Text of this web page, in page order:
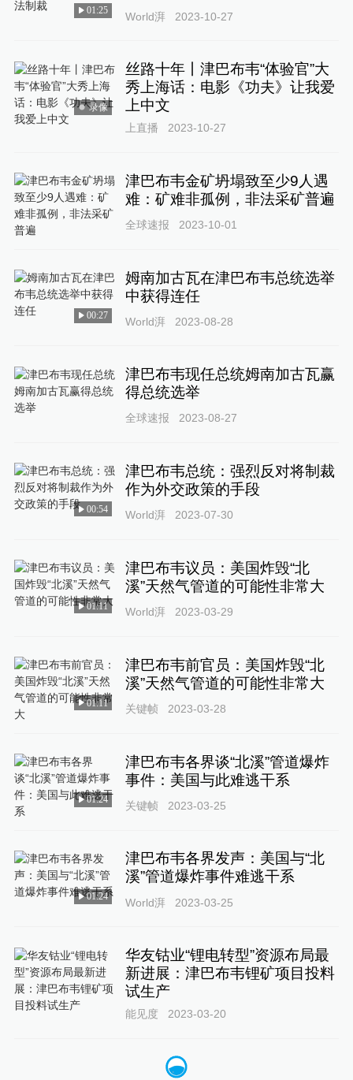
01:25 World湃 2023-10-27
录像
丝路十年丨津巴布韦“体验官”大
秀上海话：电影《功夫》让我爱
上中文
上直播 2023-10-27
津巴布韦金矿坍塌致至少9人遇
难：矿难非孤例，非法采矿普遍
全球速报 2023-10-01
00:27
姆南加古瓦在津巴布韦总统选举
中获得连任
World湃 2023-08-28
津巴布韦现任总统姆南加古瓦赢
得总统选举
全球速报 2023-08-27
00:54
津巴布韦总统：强烈反对将制裁
作为外交政策的手段
World湃 2023-07-30
01:11
津巴布韦议员：美国炸毁“北
溪”天然气管道的可能性非常大
World湃 2023-03-29
01:11
津巴布韦前官员：美国炸毁“北
溪”天然气管道的可能性非常大
关键帧 2023-03-28
01:24
津巴布韦各界谈“北溪”管道爆炸
事件：美国与此难逃干系
关键帧 2023-03-25
01:24
津巴布韦各界发声：美国与“北
溪”管道爆炸事件难逃干系
World湃 2023-03-25
华友钴业“锂电转型”资源布局最
新进展：津巴布韦锂矿项目投料
试生产
能见度 2023-03-20